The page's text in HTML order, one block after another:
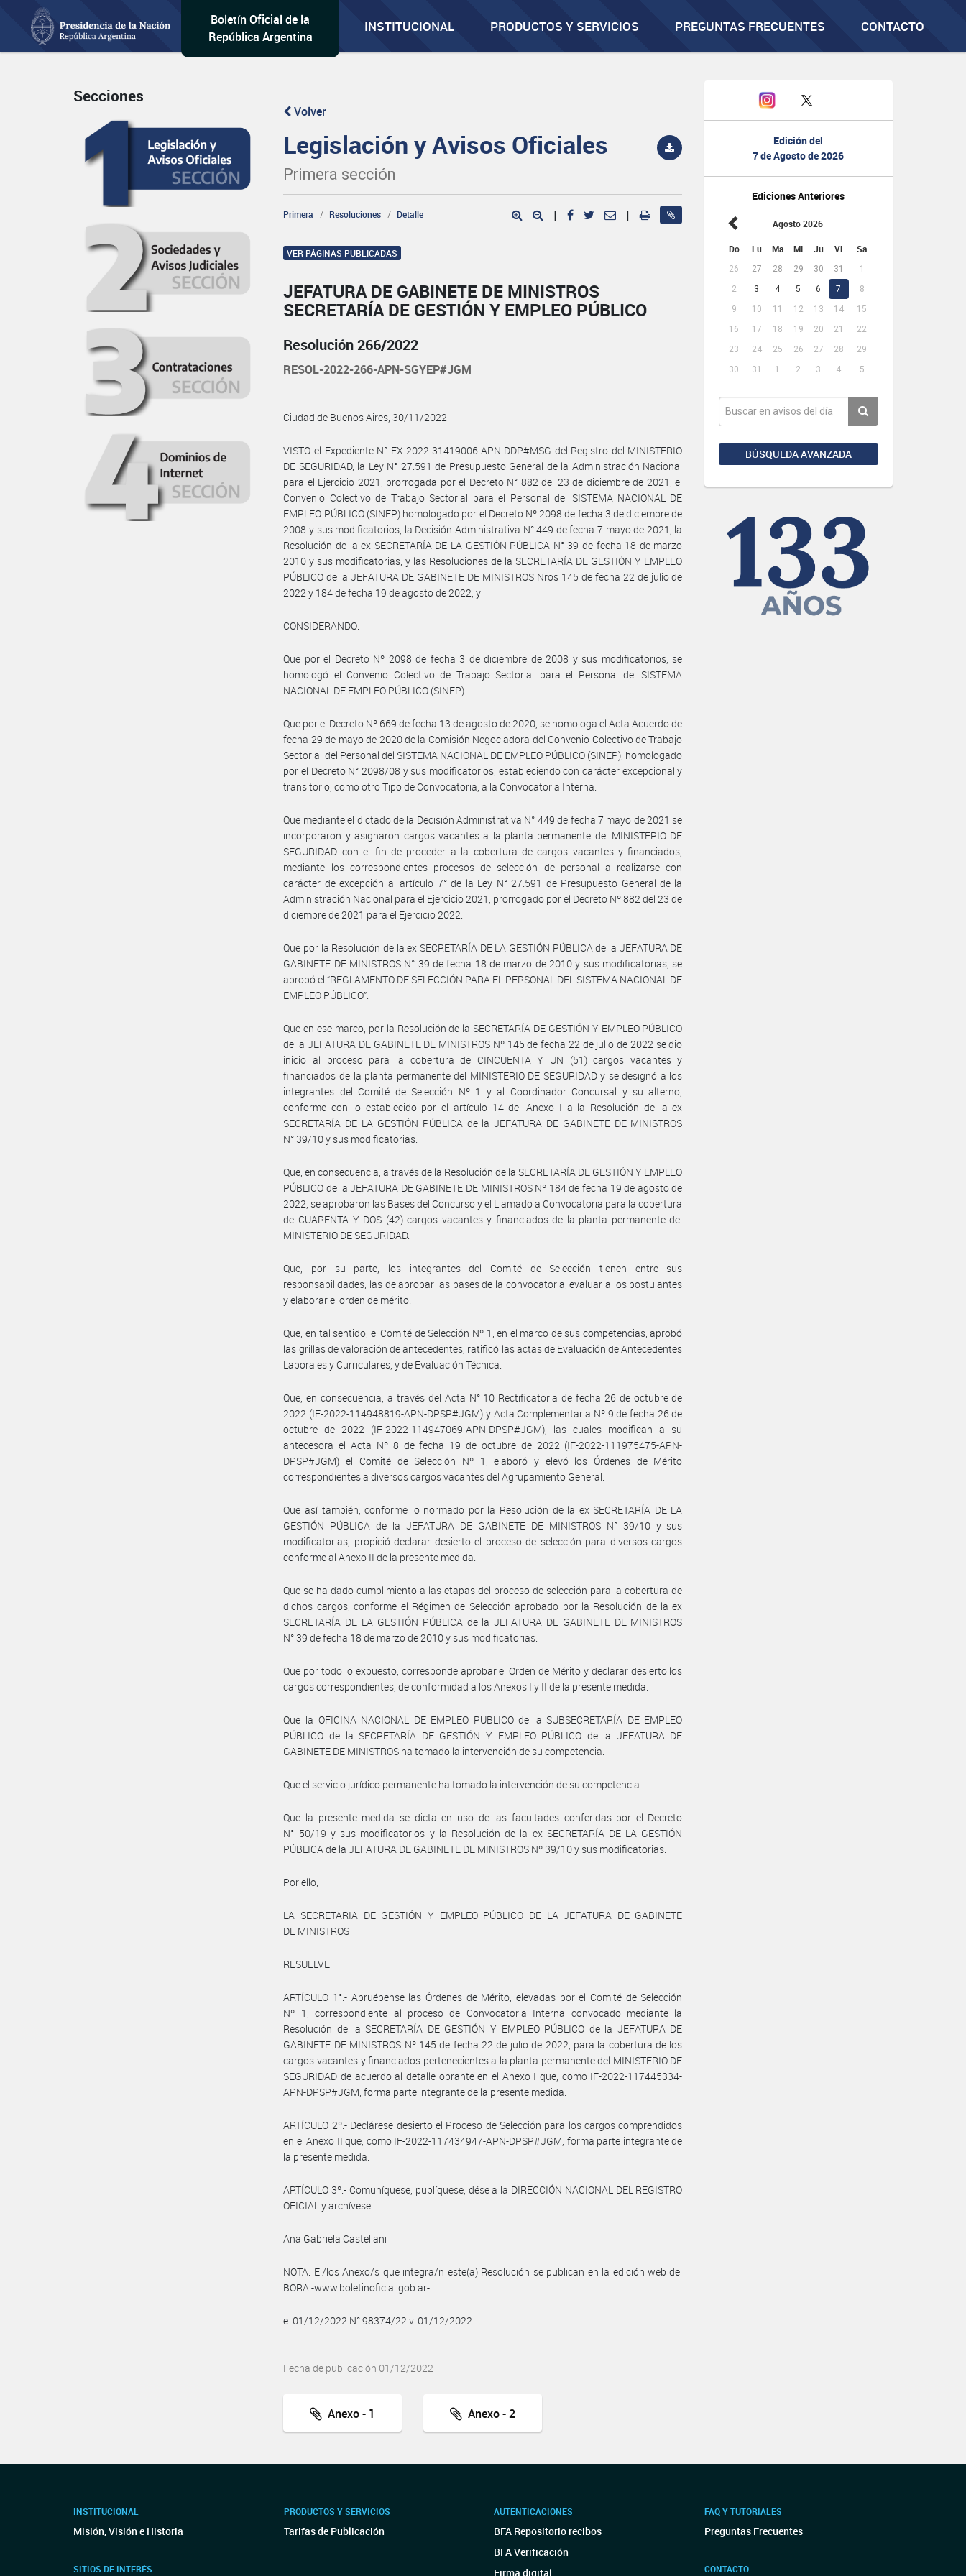
Boletín Oficial de la
República Argentina
INSTITUCIONAL PRODUCTOS Y SERVICIOS PREGUNTAS FRECUENTES CONTACTO
Edición del
7 de Agosto de 2026
Ediciones Anteriores
Agosto 2026
Do Lu Ma Mi Ju Vi Sa
26 27 28 29 30 31
1
2
3 4 5 6 7
8
9
10 11 12 13 14
15
16
17 18 19 20 21
22
23
24 25 26 27 28
29
30
31 1 2 3 4 5
BÚSQUEDA AVANZADA
Secciones
Volver
Legislación y Avisos Oficiales
Primera sección
Primera Resoluciones Detalle | |
VER PÁGINAS PUBLICADAS
JEFATURA DE GABINETE DE MINISTROS
SECRETARÍA DE GESTIÓN Y EMPLEO PÚBLICO
Resolución 266/2022
RESOL-2022-266-APN-SGYEP#JGM
Ciudad de Buenos Aires, 30/11/2022
VISTO el Expediente N° EX-2022-31419006-APN-DDP#MSG del Registro del MINISTERIO
DE SEGURIDAD, la Ley N° 27.591 de Presupuesto General de la Administración Nacional
para el Ejercicio 2021, prorrogada por el Decreto N° 882 del 23 de diciembre de 2021, el
Convenio Colectivo de Trabajo Sectorial para el Personal del SISTEMA NACIONAL DE
EMPLEO PÚBLICO (SINEP) homologado por el Decreto Nº 2098 de fecha 3 de diciembre de
2008 y sus modificatorios, la Decisión Administrativa N° 449 de fecha 7 mayo de 2021, la
Resolución de la ex SECRETARÍA DE LA GESTIÓN PÚBLICA N° 39 de fecha 18 de marzo
2010 y sus modificatorias, y las Resoluciones de la SECRETARÍA DE GESTIÓN Y EMPLEO
PÚBLICO de la JEFATURA DE GABINETE DE MINISTROS Nros 145 de fecha 22 de julio de
2022 y 184 de fecha 19 de agosto de 2022, y
CONSIDERANDO:
Que por el Decreto Nº 2098 de fecha 3 de diciembre de 2008 y sus modificatorios, se
homologó el Convenio Colectivo de Trabajo Sectorial para el Personal del SISTEMA
NACIONAL DE EMPLEO PÚBLICO (SINEP).
Que por el Decreto Nº 669 de fecha 13 de agosto de 2020, se homologa el Acta Acuerdo de
fecha 29 de mayo de 2020 de la Comisión Negociadora del Convenio Colectivo de Trabajo
Sectorial del Personal del SISTEMA NACIONAL DE EMPLEO PÚBLICO (SINEP), homologado
por el Decreto N° 2098/08 y sus modificatorios, estableciendo con carácter excepcional y
transitorio, como otro Tipo de Convocatoria, a la Convocatoria Interna.
Que mediante el dictado de la Decisión Administrativa N° 449 de fecha 7 mayo de 2021 se
incorporaron y asignaron cargos vacantes a la planta permanente del MINISTERIO DE
SEGURIDAD con el fin de proceder a la cobertura de cargos vacantes y financiados,
mediante los correspondientes procesos de selección de personal a realizarse con
carácter de excepción al artículo 7° de la Ley N° 27.591 de Presupuesto General de la
Administración Nacional para el Ejercicio 2021, prorrogado por el Decreto Nº 882 del 23 de
diciembre de 2021 para el Ejercicio 2022.
Que por la Resolución de la ex SECRETARÍA DE LA GESTIÓN PÚBLICA de la JEFATURA DE
GABINETE DE MINISTROS N° 39 de fecha 18 de marzo de 2010 y sus modificatorias, se
aprobó el “REGLAMENTO DE SELECCIÓN PARA EL PERSONAL DEL SISTEMA NACIONAL DE
EMPLEO PÚBLICO”.
Que en ese marco, por la Resolución de la SECRETARÍA DE GESTIÓN Y EMPLEO PÚBLICO
de la JEFATURA DE GABINETE DE MINISTROS Nº 145 de fecha 22 de julio de 2022 se dio
inicio al proceso para la cobertura de CINCUENTA Y UN (51) cargos vacantes y
financiados de la planta permanente del MINISTERIO DE SEGURIDAD y se designó a los
integrantes del Comité de Selección Nº 1 y al Coordinador Concursal y su alterno,
conforme con lo establecido por el artículo 14 del Anexo I a la Resolución de la ex
SECRETARÍA DE LA GESTIÓN PÚBLICA de la JEFATURA DE GABINETE DE MINISTROS
N° 39/10 y sus modificatorias.
Que, en consecuencia, a través de la Resolución de la SECRETARÍA DE GESTIÓN Y EMPLEO
PÚBLICO de la JEFATURA DE GABINETE DE MINISTROS Nº 184 de fecha 19 de agosto de
2022, se aprobaron las Bases del Concurso y el Llamado a Convocatoria para la cobertura
de CUARENTA Y DOS (42) cargos vacantes y financiados de la planta permanente del
MINISTERIO DE SEGURIDAD.
Que, por su parte, los integrantes del Comité de Selección tienen entre sus
responsabilidades, las de aprobar las bases de la convocatoria, evaluar a los postulantes
y elaborar el orden de mérito.
Que, en tal sentido, el Comité de Selección Nº 1, en el marco de sus competencias, aprobó
las grillas de valoración de antecedentes, ratificó las actas de Evaluación de Antecedentes
Laborales y Curriculares, y de Evaluación Técnica.
Que, en consecuencia, a través del Acta N° 10 Rectificatoria de fecha 26 de octubre de
2022 (IF-2022-114948819-APN-DPSP#JGM) y Acta Complementaria Nº 9 de fecha 26 de
octubre de 2022 (IF-2022-114947069-APN-DPSP#JGM), las cuales modifican a su
antecesora el Acta Nº 8 de fecha 19 de octubre de 2022 (IF-2022-111975475-APN-
DPSP#JGM) el Comité de Selección Nº 1, elaboró y elevó los Órdenes de Mérito
correspondientes a diversos cargos vacantes del Agrupamiento General.
Que así también, conforme lo normado por la Resolución de la ex SECRETARÍA DE LA
GESTIÓN PÚBLICA de la JEFATURA DE GABINETE DE MINISTROS N° 39/10 y sus
modificatorias, propició declarar desierto el proceso de selección para diversos cargos
conforme al Anexo II de la presente medida.
Que se ha dado cumplimiento a las etapas del proceso de selección para la cobertura de
dichos cargos, conforme el Régimen de Selección aprobado por la Resolución de la ex
SECRETARÍA DE LA GESTIÓN PÚBLICA de la JEFATURA DE GABINETE DE MINISTROS
N° 39 de fecha 18 de marzo de 2010 y sus modificatorias.
Que por todo lo expuesto, corresponde aprobar el Orden de Mérito y declarar desierto los
cargos correspondientes, de conformidad a los Anexos I y II de la presente medida.
Que la OFICINA NACIONAL DE EMPLEO PUBLICO de la SUBSECRETARÍA DE EMPLEO
PÚBLICO de la SECRETARÍA DE GESTIÓN Y EMPLEO PÚBLICO de la JEFATURA DE
GABINETE DE MINISTROS ha tomado la intervención de su competencia.
Que el servicio jurídico permanente ha tomado la intervención de su competencia.
Que la presente medida se dicta en uso de las facultades conferidas por el Decreto
N° 50/19 y sus modificatorios y la Resolución de la ex SECRETARÍA DE LA GESTIÓN
PÚBLICA de la JEFATURA DE GABINETE DE MINISTROS Nº 39/10 y sus modificatorias.
Por ello,
LA SECRETARIA DE GESTIÓN Y EMPLEO PÚBLICO DE LA JEFATURA DE GABINETE
DE MINISTROS
RESUELVE:
ARTÍCULO 1°.- Apruébense las Órdenes de Mérito, elevadas por el Comité de Selección
Nº 1, correspondiente al proceso de Convocatoria Interna convocado mediante la
Resolución de la SECRETARÍA DE GESTIÓN Y EMPLEO PÚBLICO de la JEFATURA DE
GABINETE DE MINISTROS Nº 145 de fecha 22 de julio de 2022, para la cobertura de los
cargos vacantes y financiados pertenecientes a la planta permanente del MINISTERIO DE
SEGURIDAD de acuerdo al detalle obrante en el Anexo I que, como IF-2022-117445334-
APN-DPSP#JGM, forma parte integrante de la presente medida.
ARTÍCULO 2º.- Declárese desierto el Proceso de Selección para los cargos comprendidos
en el Anexo II que, como IF-2022-117434947-APN-DPSP#JGM, forma parte integrante de
la presente medida.
ARTÍCULO 3º.- Comuníquese, publíquese, dése a la DIRECCIÓN NACIONAL DEL REGISTRO
OFICIAL y archívese.
Ana Gabriela Castellani
NOTA: El/los Anexo/s que integra/n este(a) Resolución se publican en la edición web del
BORA -www.boletinoficial.gob.ar-
e. 01/12/2022 N° 98374/22 v. 01/12/2022
Fecha de publicación 01/12/2022
Anexo - 1 Anexo - 2
INSTITUCIONAL
Misión, Visión e Historia
SITIOS DE INTERÉS
PRODUCTOS Y SERVICIOS
Tarifas de Publicación
AUTENTICACIONES
BFA Repositorio recibos
BFA Verificación
Firma digital
FAQ Y TUTORIALES
Preguntas Frecuentes
CONTACTO